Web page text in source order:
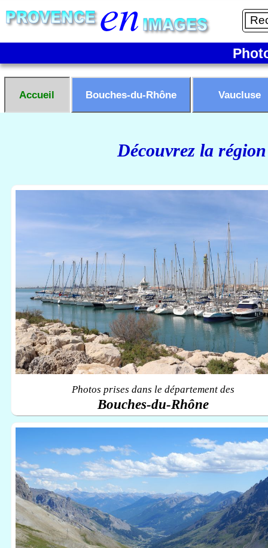
Accueil Bouches-du-Rhône Vaucluse
Découvrez la
Photos prises dans le département des
Bouches-du-Rhône